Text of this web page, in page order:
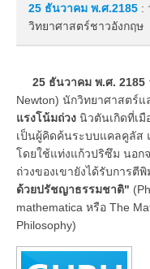
25 ธันวาคม พ.ศ.2185 :
วิทยาศาสตร์ชาวอังกฤษ
25 ธันวาคม พ.ศ. 2185
Newton) นักวิทยาศาสตร์
แรงโน้มถ่วง นิวตันเกิดที่เมื
เป็นผู้คิดค้นระบบแคลคูลัส
โดยใช้แท่งแก้วปริซึม นอก
ถ่วงของเขายังได้รับการตี
ด้วยปรัชญาธรรมชาติ"
mathematica หรือ The
Philosophy)